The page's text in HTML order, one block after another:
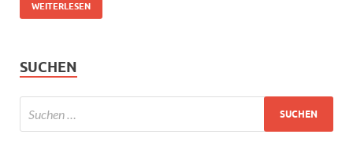
WEITERLESEN
SUCHEN